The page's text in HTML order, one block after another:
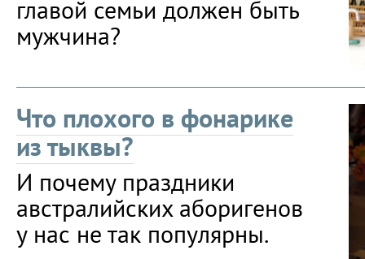
главой семьи должен быть
мужчина?
Что плохого в фонарике
из тыквы?
И почему праздники
австралийских аборигенов
у нас не так популярны.